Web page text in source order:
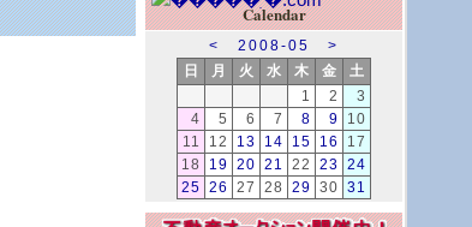
Calendar
< 2008-05
>
日
月 火 水 木 金
土
1
2
3
4
5 6 7 8 9
10
11
12 13 14 15 16
17
18
19 20 21 22 23 24
25 26 27 28 29 30 31